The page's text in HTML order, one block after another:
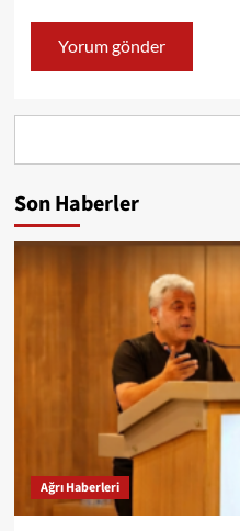
Son Haberler
Ağrı Haberleri